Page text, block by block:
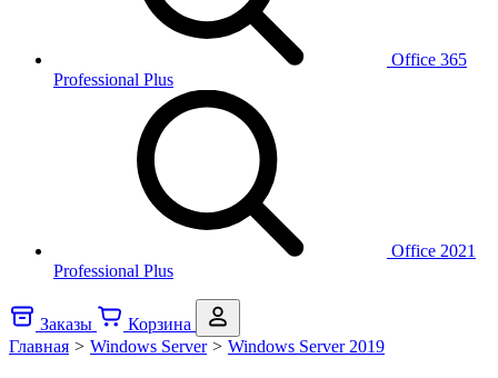
Office 365
Professional Plus
Office 2021
Professional Plus
Заказы
Корзина
Главная > Windows Server > Windows Server 2019